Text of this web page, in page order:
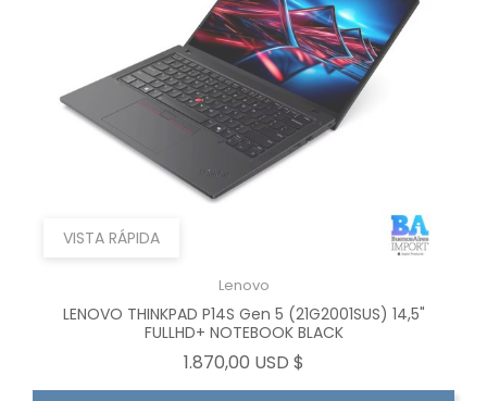
VISTA RÁPIDA
Lenovo
LENOVO THINKPAD P14S Gen 5 (21G2001SUS) 14,5"
FULLHD+ NOTEBOOK BLACK
1.870,00 USD $